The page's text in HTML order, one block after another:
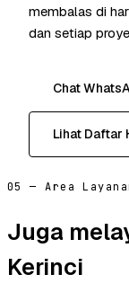
membalas di
dan setiap
Chat
Lihat Daftar
05 — Area
Juga
Kerinci